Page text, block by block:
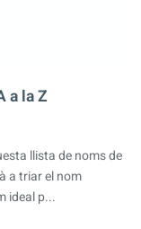
a la Z
llista de noms de
a triar el nom
ideal p...